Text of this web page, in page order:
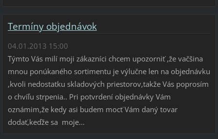
Termíny objednávok
04.01.2013 15:00
Týmto Vás milí moji zákazníci chcem upozorniť ,že vačšina
mnou ponúkaného sortimentu je výlučne len na objednávku
,kvoli nedostatku skladových priestorov,takže Vás poprosím
o chvíľu strpenia.. Pri potvrdení objednávky Vám
oznámim,že kedy asi budem mocť Vám daný tovar
dodať,keďže sa moje...